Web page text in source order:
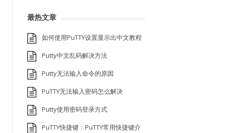
最热文章
如何使用PuTTY设置显示出中文教程
Putty中文乱码解决方法
Putty无法输入命令的原因
PuTTY无法输入密码怎么解决
Putty使用密码登录方式
PuTTY快捷键：PuTTY常用快捷键介